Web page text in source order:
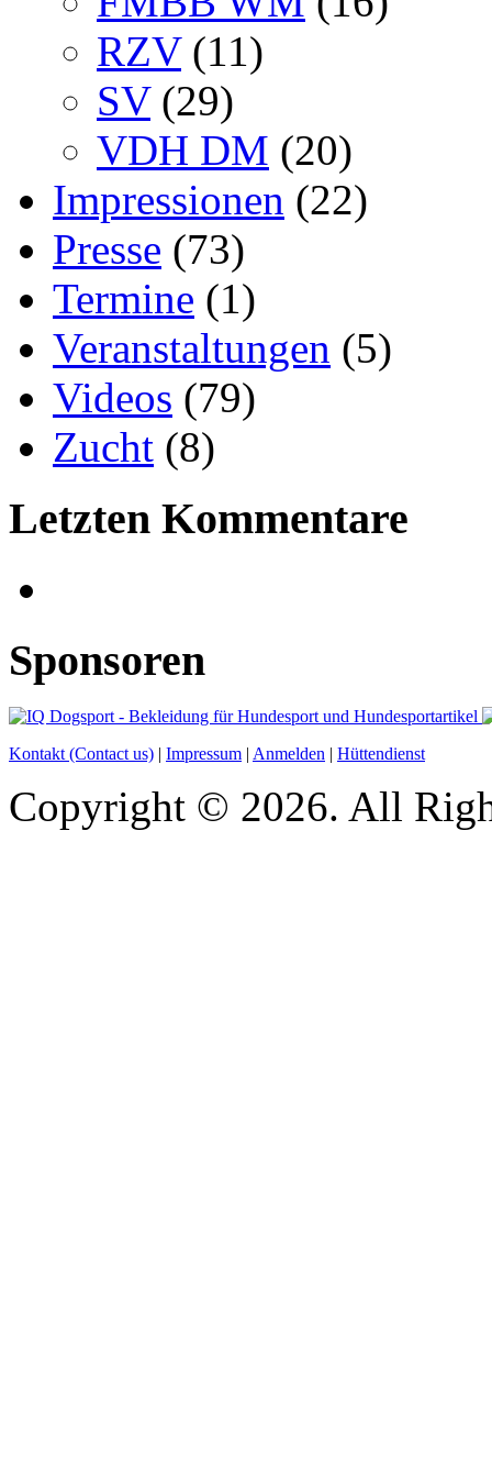
RZV(11)
SV(29)
VDH DM (20)
Impressionen (22)
Presse (73)
Termine (1)
Veranstaltungen (5)
Videos (79)
Zucht (8)
Letzten Kommentare
Sponsoren
Kontakt (Contact us) | Impressum | Anmelden | Hüttendienst
Copyright © 2026. All